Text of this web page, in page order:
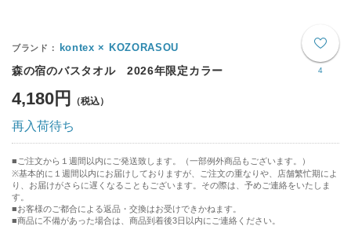
4
kontex × KOZORASOU
森の宿のバスタオル 2026年限定カラー
4,180円
再入荷待ち
ご注文から１週間以内にご発送致します。（一部例外商品もございます。）
※基本的に１週間以内にお届けしておりますが、ご注文の重なりや、店舗繁忙期によ
り、お届けがさらに遅くなることもございます。その際は、予めご連絡をいたしま
す。
■お客様のご都合による返品・交換はお受けできかねます。
■商品に不備があった場合は、商品到着後3日以内にご連絡ください。